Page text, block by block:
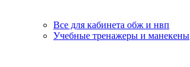
Все для кабинета обж и нвп
Учебные тренажеры и манекены